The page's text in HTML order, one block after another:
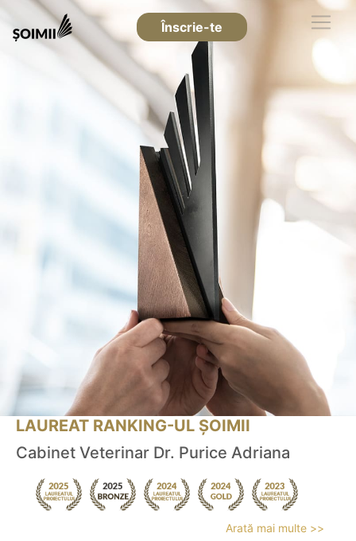
Înscrie-te
LAUREAT RANKING-UL ȘOIMII
Cabinet Veterinar Dr. Purice Adriana
Arată mai multe >>